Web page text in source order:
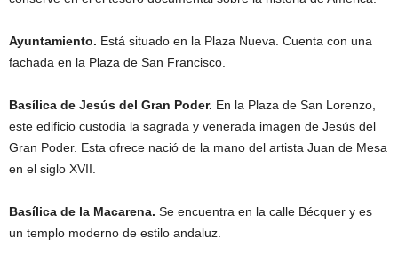
Ayuntamiento. Está situado en la Plaza Nueva. Cuenta con una
fachada en la Plaza de San Francisco.
Basílica de Jesús del Gran Poder. En la Plaza de San Lorenzo,
este edificio custodia la sagrada y venerada imagen de Jesús del
Gran Poder. Esta ofrece nació de la mano del artista Juan de Mesa
en el siglo XVII.
Basílica de la Macarena. Se encuentra en la calle Bécquer y es
un templo moderno de estilo andaluz.